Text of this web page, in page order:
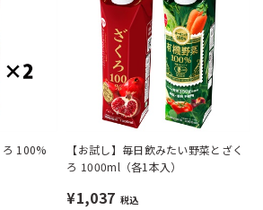
ろ 100%
【お試し】毎日飲みたい野菜とざく
ろ 1000ml（各1本入）
¥1,037 税込